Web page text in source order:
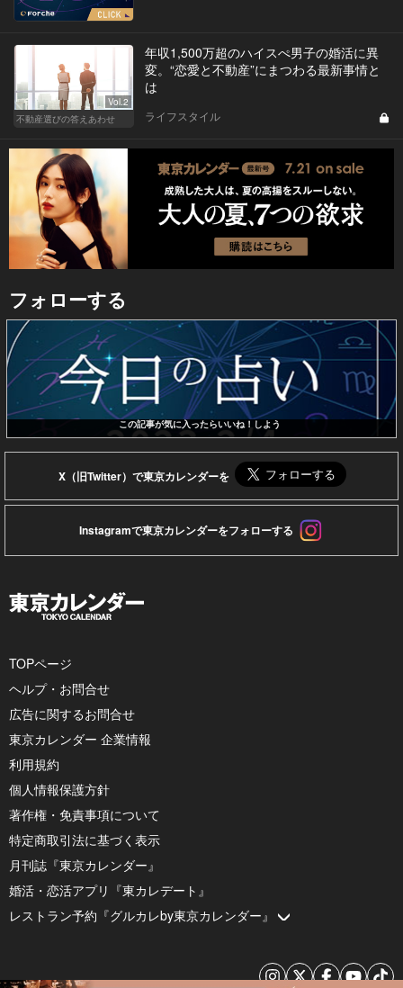
Vol.2
不動産選びの答えあわせ
年収1,500万超のハイスぺ男子の婚活に異
変。“恋愛と不動産”にまつわる最新事情と
は
ライフスタイル
フォローする
この記事が気に入ったらいいね！しよう
X（旧Twitter）で東京カレンダーを
Instagramで東京カレンダーをフォローする
TOPページ
ヘルプ・お問合せ
広告に関するお問合せ
東京カレンダー 企業情報
利用規約
個人情報保護方針
著作権・免責事項について
特定商取引法に基づく表示
月刊誌『東京カレンダー』
婚活・恋活アプリ『東カレデート』
レストラン予約『グルカレby東京カレンダー』